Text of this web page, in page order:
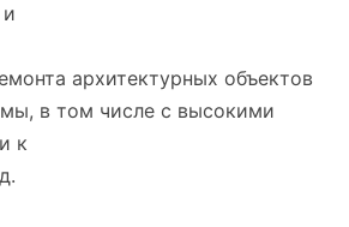
архитектурных объектов
в том числе с высокими
к